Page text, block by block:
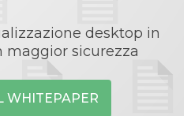
desktop in
maggior sicurezza
WHITEPAPER